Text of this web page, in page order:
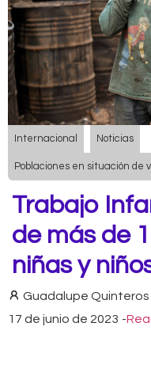
Internacional Noticias
Poblaciones en situación de
Trabajo
de más de
niñas y
Guadalupe Quinteros
17 de junio de 2023 -